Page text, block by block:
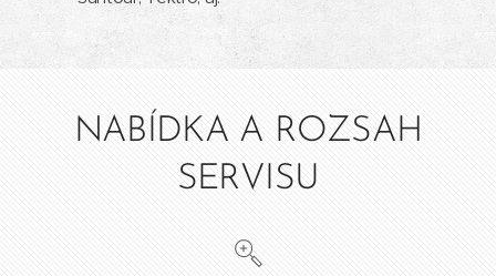
NABÍDKA A ROZSAH
SERVISU